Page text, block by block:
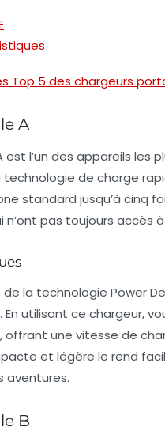
Top 5 des chargeurs
A
est l’un des appareils les
de charge
standard jusqu’à cinq
pas toujours accès
la technologie Power
utilisant ce chargeur,
offrant une vitesse de
et légère le rend
aventures.
B